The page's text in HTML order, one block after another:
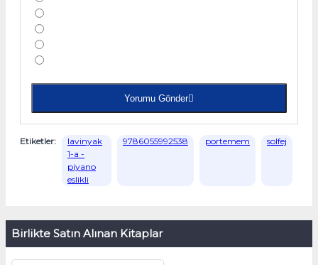
Yorumu Gönder
Etiketler:
lavinyak
1-a -
piyano
eslikli
9786055992538 portemem solfej
Birlikte Satın Alınan Kitaplar